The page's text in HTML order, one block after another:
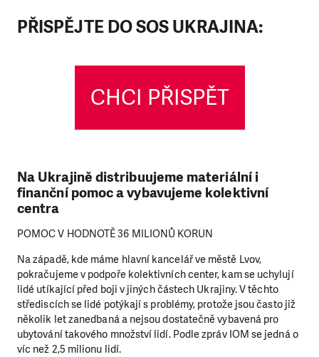
PŘISPĚJTE DO SOS UKRAJINA:
CHCI PŘISPĚT
Na Ukrajině distribuujeme materiální i
finanční pomoc a vybavujeme kolektivní
centra
POMOC V HODNOTĚ 36 MILIONŮ KORUN
Na západě, kde máme hlavní kancelář ve městě Lvov,
pokračujeme v podpoře kolektivních center, kam se uchylují
lidé utíkající před boji v jiných částech Ukrajiny. V těchto
střediscích se lidé potýkají s problémy, protože jsou často již
několik let zanedbaná a nejsou dostatečně vybavená pro
ubytování takového množství lidí. Podle zpráv IOM se jedná o
víc než 2,5 milionu lidí.